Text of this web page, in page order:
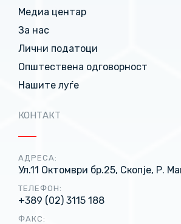
Медиа центар
За нас
Лични податоци
Општествена одговорност
Нашите луѓе
КОНТАКТ
АДРЕСА:
Ул.11 Октомври бр.25, Скопје, Р.
ТЕЛЕФОН:
+389 (02) 3115 188
ФАКС: